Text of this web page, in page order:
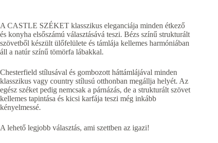
A CASTLE SZÉKET klasszikus eleganciája minden étkező
és konyha elsőszámú választásává teszi. Bézs színű strukturált
szövetből készült ülőfelülete és támlája kellemes harmóniában
áll a natúr színű tömörfa lábakkal.
Chesterfield stílusával és gombozott háttámlájával minden
klasszikus vagy country stílusú otthonban megállja helyét. Az
egész széket pedig nemcsak a párnázás, de a strukturált szövet
kellemes tapintása és kicsi karfája teszi még inkább
kényelmessé.
A lehető legjobb választás, ami szettben az igazi!